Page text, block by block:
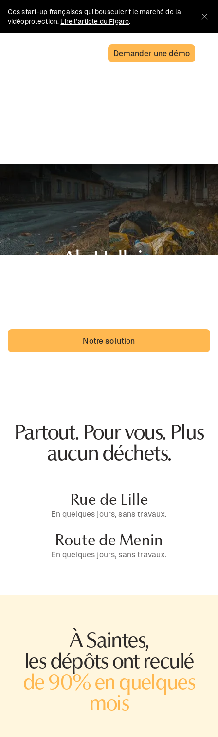
Ces start-up françaises qui bousculent le marché de la
vidéoprotection. Lire l'article du Figaro.
Demander une démo
Ah, Halluin,
Notre solution
Partout. Pour vous. Plus
aucun déchets.
Rue de Lille
En quelques jours, sans travaux.
Route de Menin
En quelques jours, sans travaux.
À Saintes,
les dépôts ont reculé
de 90% en quelques
mois